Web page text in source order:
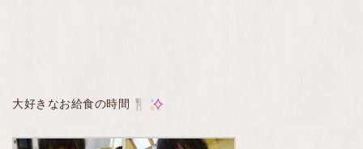
大好きなお給食の時間